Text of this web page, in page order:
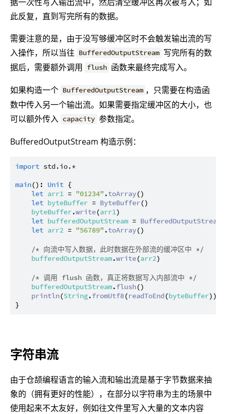
此反复，直到写完所有的数据。
需要注意的是，由于没写够缓冲区时不会触发输出流的写
入操作，所以当往 BufferedOutputStream 写完所有的数
据后，需要额外调用 flush 函数来最终完成写入。
如果构造一个 BufferedOutputStream ，只需要在构造函
数中传入另一个输出流。如果需要指定缓冲区的大小，也
可以额外传入 capacity 参数指定。
BufferedOutputStream 构造示例：
import std.io.*
main(): Unit {
let arr1 = "01234" .toArray()
let byteBuffer = ByteBuffer()
byteBuffer.write(arr1)
let bufferedOutputStream = BufferedOutputStream
let arr2 = "56789" .toArray()
/* 向流中写入数据，此时数据在外部流的缓冲区中 */
bufferedOutputStream.write(arr2)
/* 调用 flush 函数，真正将数据写入内部流中 */
bufferedOutputStream.flush()
println(String.fromUtf8(readToEnd(byteBuffer)))
字符串流
由于仓颉编程语言的输入流和输出流是基于字节数据来抽
象的（拥有更好的性能），在部分以字符串为主的场景中
使用起来不太友好，例如往文件里写入大量的文本内容